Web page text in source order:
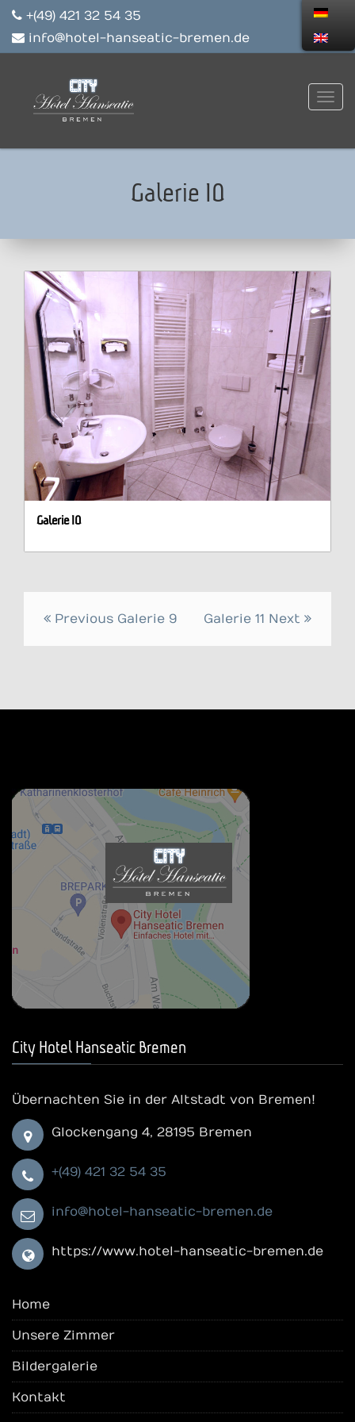
+(49) 421 32 54 35
info@hotel-hanseatic-bremen.de
Galerie 10
Galerie 10
Beitrags-
Previous Galerie 9 Galerie 11 Next
City Hotel Hanseatic Bremen
Übernachten Sie in der Altstadt von Bremen!
Glockengang 4, 28195 Bremen
+(49) 421 32 54 35
info@hotel-hanseatic-bremen.de
https://www.hotel-hanseatic-bremen.de
Home
Unsere Zimmer
Bildergalerie
Kontakt